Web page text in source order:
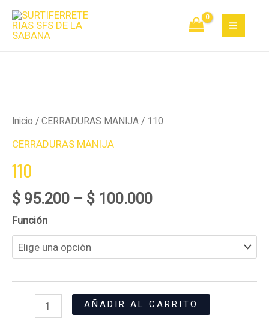
contenido
Inicio / CERRADURAS MANIJA / 110
CERRADURAS MANIJA
110
$ 95.200 – $ 100.000
Función
AÑADIR AL CARRITO